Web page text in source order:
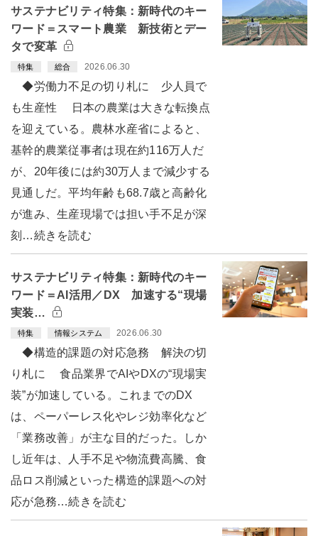
サステナビリティ特集：新時代のキー
ワード＝スマート農業 新技術とデー
タで変革
特集 総合 2026.06.30
◆労働力不足の切り札に 少人員で
も生産性 日本の農業は大きな転換点
を迎えている。農林水産省によると、
基幹的農業従事者は現在約116万人だ
が、20年後には約30万人まで減少する
見通しだ。平均年齢も68.7歳と高齢化
が進み、生産現場では担い手不足が深
刻…続きを読む
サステナビリティ特集：新時代のキー
ワード＝AI活用／DX 加速する“現場
実装…
特集 情報システム 2026.06.30
◆構造的課題の対応急務 解決の切
り札に 食品業界でAIやDXの“現場実
装”が加速している。これまでのDX
は、ペーパーレス化やレジ効率化など
「業務改善」が主な目的だった。しか
し近年は、人手不足や物流費高騰、食
品ロス削減といった構造的課題への対
応が急務…続きを読む